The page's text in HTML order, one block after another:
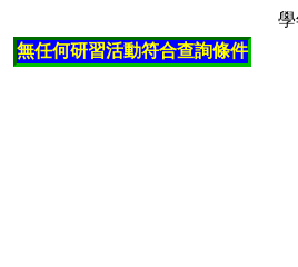
無任何研習活動符合查詢條件